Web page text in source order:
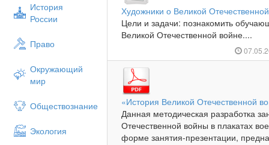
История
России
Право
Окружающий
мир
Обществознание
Экология
Художники о Великой
Цели и задачи: познакомить
Великой Отечественной войне....
«История Великой Отечественной
Данная методическая разработка
Отечественной войны в плакатах
форме занятия-презентации,